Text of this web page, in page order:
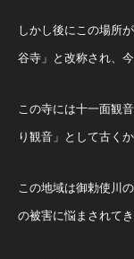
しかし後にこの場所
谷寺」と改称され、今
この寺には十一面観
り観音」として古く
この地域は御勅使川
の被害に悩まされてき